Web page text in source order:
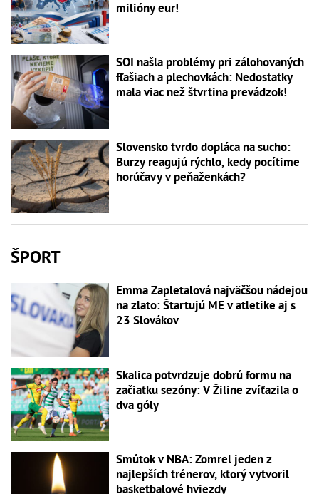
milióny eur!
SOI našla problémy pri zálohovaných
fľašiach a plechovkách: Nedostatky
mala viac než štvrtina prevádzok!
Slovensko tvrdo dopláca na sucho:
Burzy reagujú rýchlo, kedy pocítime
horúčavy v peňaženkách?
ŠPORT
Emma Zapletalová najväčšou nádejou
na zlato: Štartujú ME v atletike aj s
23 Slovákov
Skalica potvrdzuje dobrú formu na
začiatku sezóny: V Žiline zvíťazila o
dva góly
Smútok v NBA: Zomrel jeden z
najlepších trénerov, ktorý vytvoril
basketbalové hviezdy